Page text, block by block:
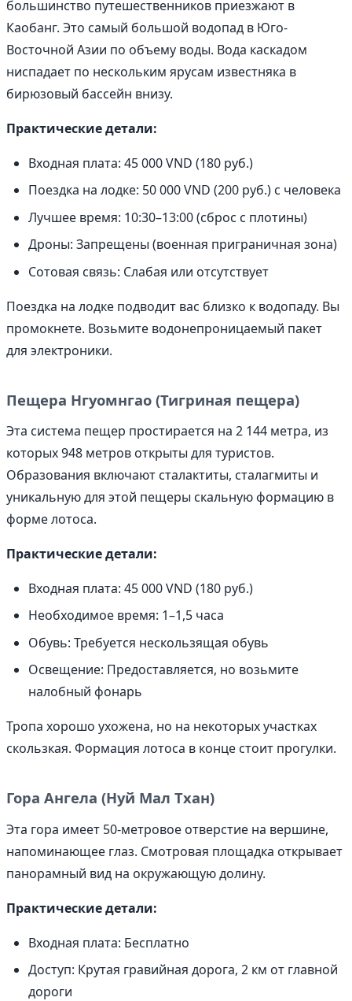
большинство путешественников приезжают в
Каобанг. Это самый большой водопад в Юго-
Восточной Азии по объему воды. Вода каскадом
ниспадает по нескольким ярусам известняка в
бирюзовый бассейн внизу.
Практические детали:
Входная плата: 45 000 VND (180 руб.)
Поездка на лодке: 50 000 VND (200 руб.) с человека
Лучшее время: 10:30–13:00 (сброс с плотины)
Дроны: Запрещены (военная приграничная зона)
Сотовая связь: Слабая или отсутствует
Поездка на лодке подводит вас близко к водопаду. Вы
промокнете. Возьмите водонепроницаемый пакет
для электроники.
Пещера Нгуомнгао (Тигриная пещера)
Эта система пещер простирается на 2 144 метра, из
которых 948 метров открыты для туристов.
Образования включают сталактиты, сталагмиты и
уникальную для этой пещеры скальную формацию в
форме лотоса.
Практические детали:
Входная плата: 45 000 VND (180 руб.)
Необходимое время: 1–1,5 часа
Обувь: Требуется нескользящая обувь
Освещение: Предоставляется, но возьмите
налобный фонарь
Тропа хорошо ухожена, но на некоторых участках
скользкая. Формация лотоса в конце стоит прогулки.
Гора Ангела (Нуй Мал Тхан)
Эта гора имеет 50-метровое отверстие на вершине,
напоминающее глаз. Смотровая площадка открывает
панорамный вид на окружающую долину.
Практические детали:
Входная плата: Бесплатно
Доступ: Крутая гравийная дорога, 2 км от главной
дороги